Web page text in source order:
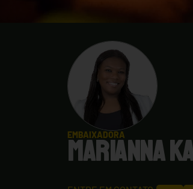
EMBAIXADORA
MARIANNA